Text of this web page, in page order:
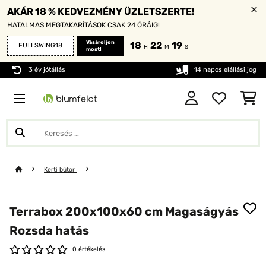
AKÁR 18 % KEDVEZMÉNY ÜZLETSZERTE!
HATALMAS MEGTAKARÍTÁSOK CSAK 24 ÓRÁIG!
FULLSWING18
Vásároljon
most!
18 H 22 M 17 S
3 év jótállás 14 napos elállási jog
Kerti bútor
Terrabox 200x100x60 cm Magaságyás
Rozsda hatás
0 értékelés